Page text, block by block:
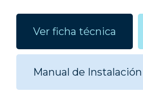
Ver ficha técnica
Manual de Instalación